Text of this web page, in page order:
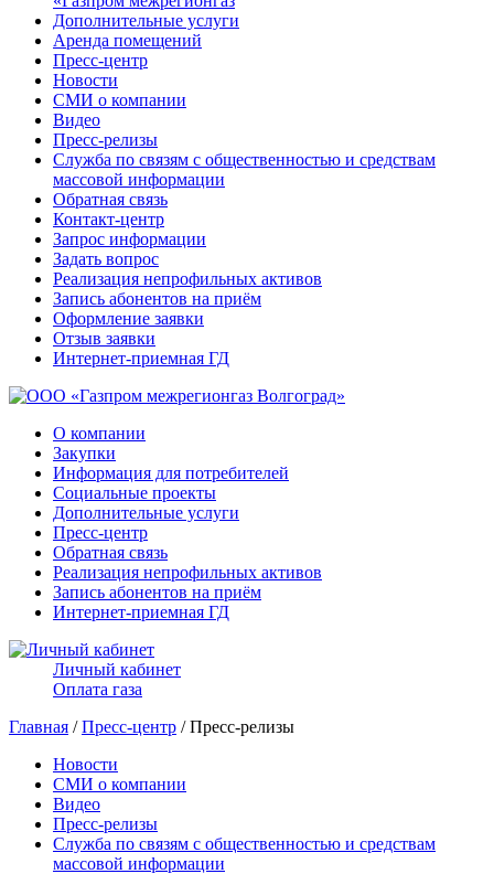
Дополнительные услуги
Аренда помещений
Пресс-центр
Новости
СМИ о компании
Видео
Пресс-релизы
Служба по связям с общественностью и средствам
массовой информации
Обратная связь
Контакт-центр
Запрос информации
Задать вопрос
Реализация непрофильных активов
Запись абонентов на приём
Оформление заявки
Отзыв заявки
Интернет-приемная ГД
О компании
Закупки
Информация для потребителей
Социальные проекты
Дополнительные услуги
Пресс-центр
Обратная связь
Реализация непрофильных активов
Запись абонентов на приём
Интернет-приемная ГД
Личный кабинет
Оплата газа
Главная /Пресс-центр / Пресс-релизы
Новости
СМИ о компании
Видео
Пресс-релизы
Служба по связям с общественностью и средствам
массовой информации